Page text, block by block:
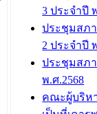
บทความ อื่นๆ ...
3 ประจำปี
ประชุมสภ
2 ประจำปี
ประชุมสภา
พ.ศ.2568
คณะผู้บริห